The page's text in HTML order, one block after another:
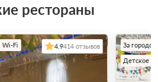
рестораны
Wi-Fi
4.9414 отзывов
За городом
Детское